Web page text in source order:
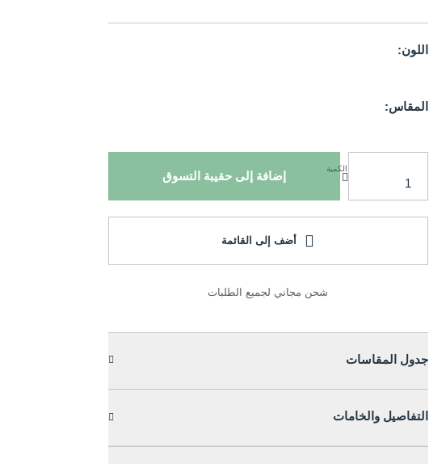
اللون:
المقاس:
الكمية
إضافة إلى حقيبة التسوق
أضف إلى القائمة
شحن مجاني لجميع الطلبات
جدول المقاسات
التفاصيل والخامات